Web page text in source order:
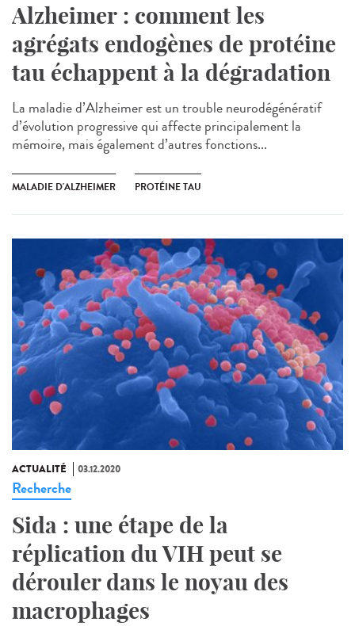
Alzheimer : comment les
agrégats endogènes de protéine
tau échappent à la dégradation
La maladie d’Alzheimer est un trouble neurodégénératif
d’évolution progressive qui affecte principalement la
mémoire, mais également d’autres fonctions...
MALADIE D'ALZHEIMER PROTÉINE TAU
ACTUALITÉ 03.12.2020
Recherche
Sida : une étape de la
réplication du VIH peut se
dérouler dans le noyau des
macrophages